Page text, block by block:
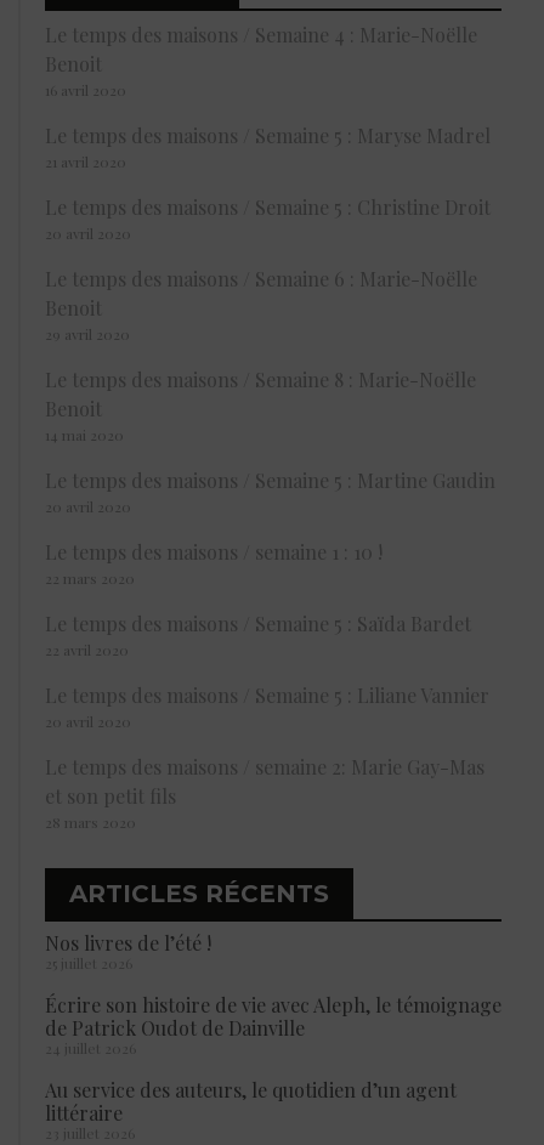
Le temps des maisons / Semaine 4 : Marie-Noëlle
Benoit
16 avril 2020
Le temps des maisons / Semaine 5 : Maryse Madrel
21 avril 2020
Le temps des maisons / Semaine 5 : Christine Droit
20 avril 2020
Le temps des maisons / Semaine 6 : Marie-Noëlle
Benoit
29 avril 2020
Le temps des maisons / Semaine 8 : Marie-Noëlle
Benoit
14 mai 2020
Le temps des maisons / Semaine 5 : Martine Gaudin
20 avril 2020
Le temps des maisons / semaine 1 : 10 !
22 mars 2020
Le temps des maisons / Semaine 5 : Saïda Bardet
22 avril 2020
Le temps des maisons / Semaine 5 : Liliane Vannier
20 avril 2020
Le temps des maisons / semaine 2: Marie Gay-Mas
et son petit fils
28 mars 2020
ARTICLES RÉCENTS
Nos livres de l’été !
25 juillet 2026
Écrire son histoire de vie avec Aleph, le témoignage
de Patrick Oudot de Dainville
24 juillet 2026
Au service des auteurs, le quotidien d’un agent
littéraire
23 juillet 2026